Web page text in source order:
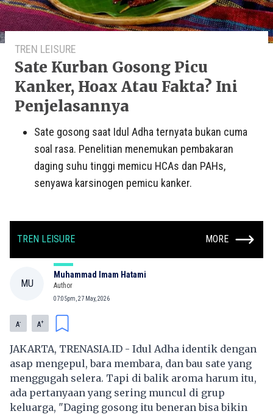
TREN LEISURE
Sate Kurban Gosong Picu
Kanker, Hoax Atau Fakta? Ini
Penjelasannya
Sate gosong saat Idul Adha ternyata bukan cuma
soal rasa. Penelitian menemukan pembakaran
daging suhu tinggi memicu HCAs dan PAHs,
senyawa karsinogen pemicu kanker.
TREN LEISURE MORE
MU
Muhammad Imam Hatami
Author
07:05pm, 27 May, 2026
A- A+
JAKARTA, TRENASIA.ID - Idul Adha identik dengan
asap mengepul, bara membara, dan bau sate yang
menggugah selera. Tapi di balik aroma harum itu,
ada pertanyaan yang sering muncul di grup
keluarga, "Daging gosong itu beneran bisa bikin